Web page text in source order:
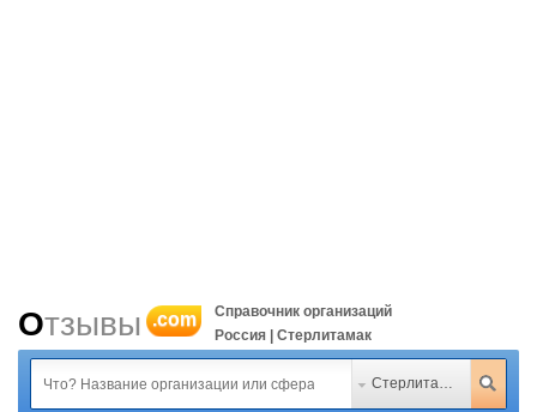
Отзывы .com
Справочник организаций
Россия | Стерлитамак
Стерлитамак